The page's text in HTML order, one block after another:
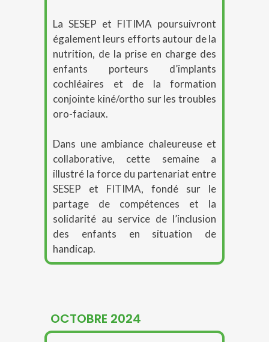
La SESEP et FITIMA poursuivront
également leurs efforts autour de la
nutrition, de la prise en charge des
enfants porteurs d’implants
cochléaires et de la formation
conjointe kiné/ortho sur les troubles
oro-faciaux.
Dans une ambiance chaleureuse et
collaborative, cette semaine a
illustré la force du partenariat entre
SESEP et FITIMA, fondé sur le
partage de compétences et la
solidarité au service de l’inclusion
des enfants en situation de
handicap.
OCTOBRE 2024